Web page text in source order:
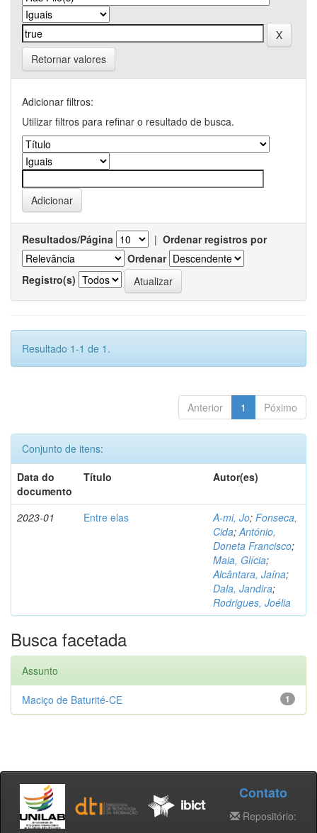
Retornar valores
Adicionar filtros:
Utilizar filtros para refinar o resultado de busca.
Resultados/Página | Ordenar registros por
Ordenar
Registro(s)
Resultado 1-1 de 1.
Anterior 1 Póximo
Conjunto de itens:
Data do
documento
Título Autor(es)
2023-01 Entre elas A-mi, Jo; Fonseca,
Cida;António,
Doneta Francisco;
Maia, Glícia;
Alcântara, Jaína;
Dala, Jandira;
Rodrigues, Joélia
Busca facetada
Assunto
1
Maciço de Baturité-CE
Contato
Repositório: